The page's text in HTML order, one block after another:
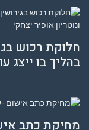
חלוקת רכוש
בהליך בו ייצג
מחיקת כתב